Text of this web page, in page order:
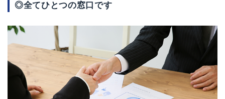
◎全てひとつの窓口です